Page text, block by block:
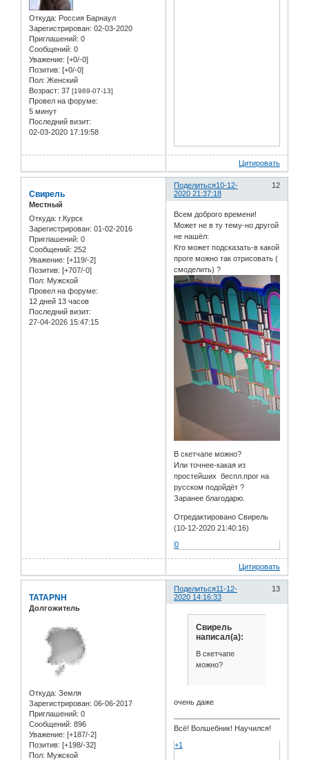
Откуда: Россия Барнаул
Зарегистрирован: 02-03-2020
Приглашений: 0
Сообщений: 0
Уважение: [+0/-0]
Позитив: [+0/-0]
Пол: Женский
Возраст: 37 [1989-07-13]
Провел на форуме:
5 минут
Последний визит:
02-03-2020 17:19:58
Цитировать
Поделиться 12
10-12-
2020 21:37:18
Свирель
Местный
Откуда: г.Курск
Зарегистрирован: 01-02-2016
Приглашений: 0
Сообщений: 252
Уважение: [+119/-2]
Позитив: [+707/-0]
Пол: Мужской
Провел на форуме:
12 дней 13 часов
Последний визит:
27-04-2026 15:47:15
Всем доброго времени!
Может не в ту тему-но другой
не нашёл:
Кто может подсказать-в какой
проге можно так отрисовать (
смоделить) ?
В скетчапе можно?
Или точнее-какая из
простейших беспл.прог на
русском подойдёт ?
Заранее благодарю.
Отредактировано Свирель
(10-12-2020 21:40:16)
0
Цитировать
Поделиться 13
11-12-
2020 14:16:33
TATAPNH
Долгожитель
Откуда: Земля
Зарегистрирован: 06-06-2017
Приглашений: 0
Сообщений: 896
Уважение: [+187/-2]
Позитив: [+198/-32]
Пол: Мужской
Свирель
написал(а):
В скетчапе
можно?
очень даже
Всё! Волшебник! Научился!
+1